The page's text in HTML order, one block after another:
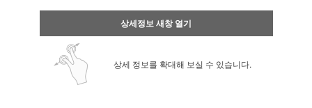
상세정보 새창 열기
상세 정보를 확대해 보실 수 있습니다.